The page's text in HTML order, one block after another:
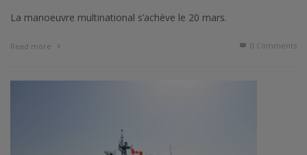
La manoeuvre multinational s’achève le 20 mars.
Read more 0 Comments